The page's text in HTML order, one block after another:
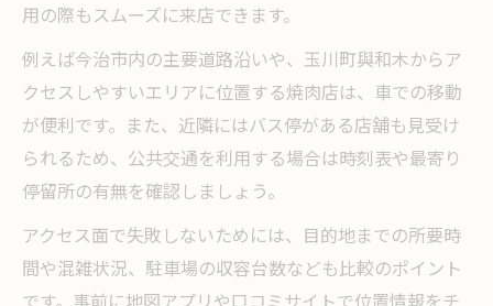
用の際もスムーズに来店できます。
例えば今治市内の主要道路沿いや、玉川町與和木からア
クセスしやすいエリアに位置する焼肉店は、車での移動
が便利です。また、近隣にはバス停がある店舗も見受け
られるため、公共交通を利用する場合は時刻表や最寄り
停留所の有無を確認しましょう。
アクセス面で失敗しないためには、目的地までの所要時
間や混雑状況、駐車場の収容台数なども比較のポイント